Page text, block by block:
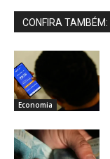
CONFIRA TAMBÉM:
Economia